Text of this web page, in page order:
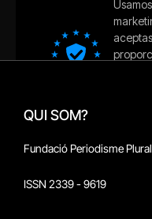
QUI SOM?
Fundació Periodisme Plural
ISSN 2339 - 9619